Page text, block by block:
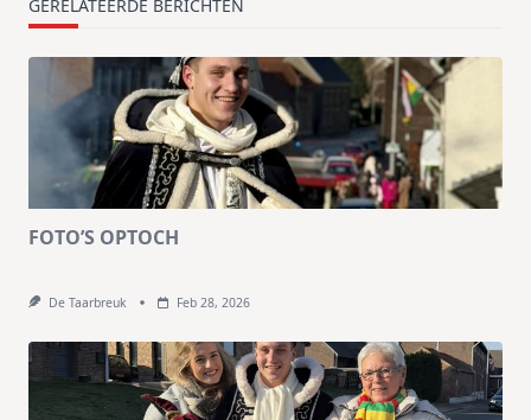
GERELATEERDE BERICHTEN
FOTO’S OPTOCH
De Taarbreuk Feb 28, 2026